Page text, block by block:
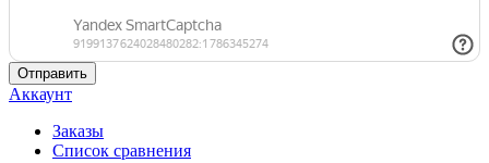
Отправить
Аккаунт
Заказы
Список сравнения